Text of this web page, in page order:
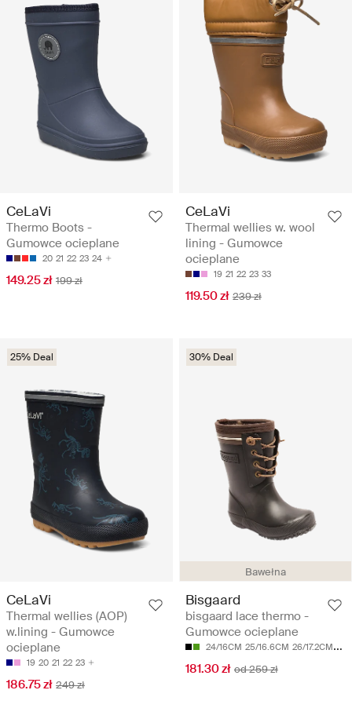
CeLaVi
Thermo Boots -
Gumowce ocieplane
20 21 22 23 24
149.25 zł 199 zł
CeLaVi
Thermal wellies w. wool
lining - Gumowce
ocieplane
19 21 22 23 33
119.50 zł 239 zł
25% Deal
CeLaVi
Thermal wellies (AOP)
w.lining - Gumowce
ocieplane
19 20 21 22 23
186.75 zł 249 zł
Bawełna
30% Deal
Bisgaard
bisgaard lace thermo -
Gumowce ocieplane
24/16CM 25/16.6CM 26/17.2CM 27/
181.30 zł od 259 zł